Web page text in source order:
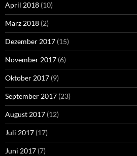
April 2018 (10)
März 2018 (2)
Dezember 2017 (15)
November 2017 (6)
Oktober 2017 (9)
September 2017 (23)
August 2017 (12)
Juli 2017 (17)
Juni 2017 (7)